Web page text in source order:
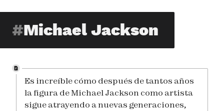
Michael Jackson
Es increíble cómo después de tantos años
la figura de Michael Jackson como artista
sigue atrayendo a nuevas generaciones,